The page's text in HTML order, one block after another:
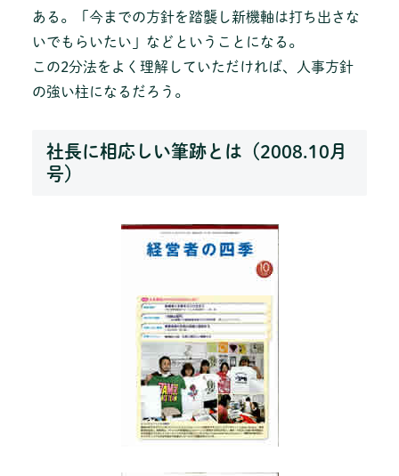
ある。「今までの方針を踏襲し新機軸は打ち出さな
いでもらいたい」などということになる。
この2分法をよく理解していただければ、人事方針
の強い柱になるだろう。
社長に相応しい筆跡とは（2008.10月
号）